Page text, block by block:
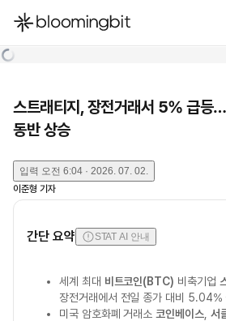
한국어
스트래티지, 장전거래서 5% 급등
동반 상승
입력 오전 6:04 · 2026. 07. 02.
이준형 기자
간단 요약 STAT AI 안내
세계 최대 비트코인(BTC) 비축기업
장전거래에서 전일 종가 대비 5.04%
미국 암호화폐 거래소 코인베이스, 서